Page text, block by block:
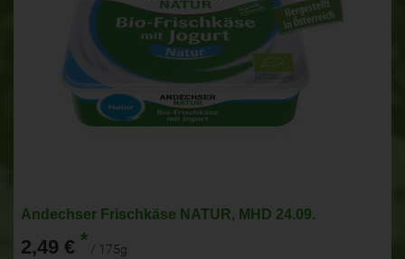
Andechser Frischkäse NATUR, MHD 24.09.
2,49 € * / 175g